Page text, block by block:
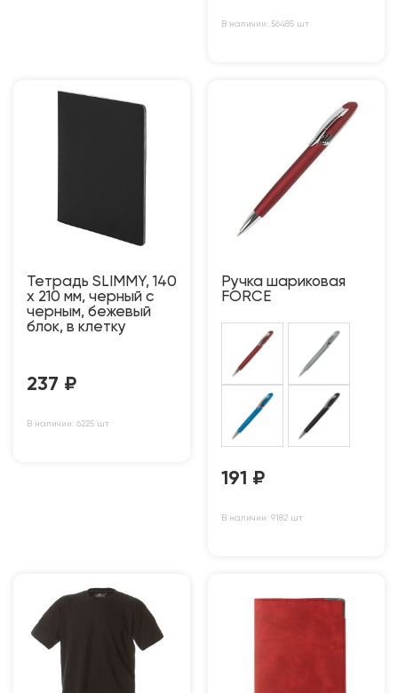
В наличии: 56485 шт
Тетрадь SLIMMY, 140
х 210 мм, черный с
черным, бежевый
блок, в клетку
237 ₽
В наличии: 6225 шт
Ручка шариковая
FORCE
191 ₽
В наличии: 9182 шт